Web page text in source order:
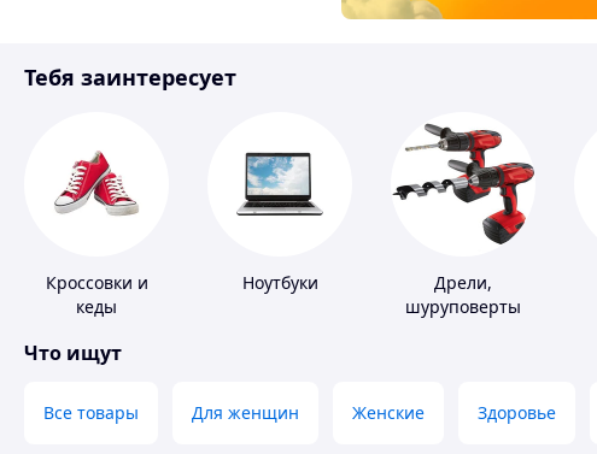
Инструмент
Тебя заинтересует
Кроссовки и
кеды
Ноутбуки
Дрели,
шуруповерты
Что ищут
Все товары Для женщин Женские Здоровье